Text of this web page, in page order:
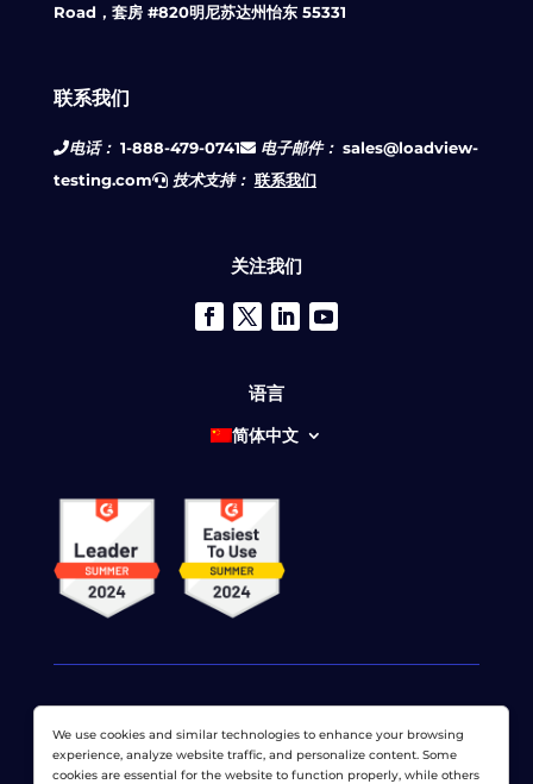
Road，套房 #820明尼苏达州怡东 55331
联系我们
电话： 1-888-479-0741 电子邮件： sales@loadview-
testing.com
技术支持： 联系我们
关注我们
语言
简体中文
© 2026 网络显示器公司 版权所有。 LoadView 是 Dotcom-
Monitor公司
We use cookies and similar technologies to enhance your browsing
experience, analyze website traffic, and personalize content. Some
cookies are essential for the website to function properly, while others